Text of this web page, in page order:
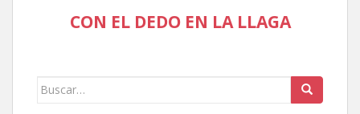
CON EL DEDO EN LA LLAGA
Buscar: